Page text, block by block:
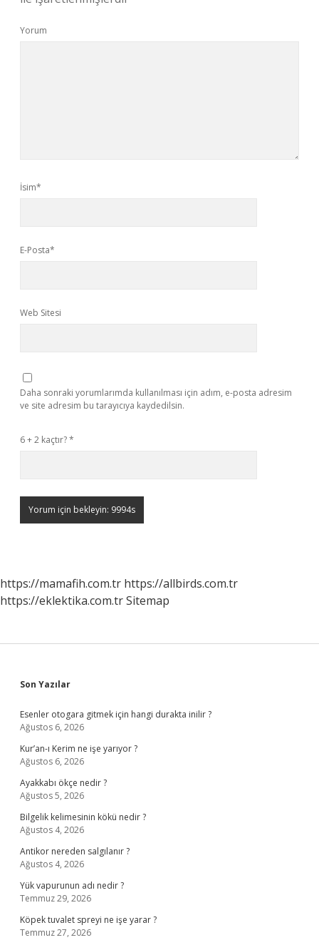
Yorum
İsim*
E-Posta*
Web Sitesi
Daha sonraki yorumlarımda kullanılması için adım, e-posta adresim
ve site adresim bu tarayıcıya kaydedilsin.
6 + 2 kaçtır?*
https://mamafih.com.tr https://allbirds.com.tr
https://eklektika.com.trSitemap
Sidebar
Son Yazılar
Esenler otogara gitmek için hangi durakta inilir ?
Ağustos 6, 2026
Kur’an-ı Kerim ne işe yarıyor ?
Ağustos 6, 2026
Ayakkabı ökçe nedir ?
Ağustos 5, 2026
Bilgelik kelimesinin kökü nedir ?
Ağustos 4, 2026
Antikor nereden salgılanır ?
Ağustos 4, 2026
Yük vapurunun adı nedir ?
Temmuz 29, 2026
Köpek tuvalet spreyi ne işe yarar ?
Temmuz 27, 2026